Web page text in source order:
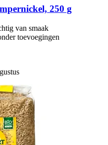
250 g
van smaak
toevoegingen